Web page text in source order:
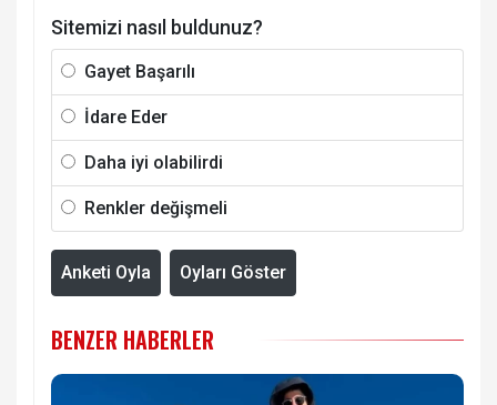
Sitemizi nasıl buldunuz?
Gayet Başarılı
İdare Eder
Daha iyi olabilirdi
Renkler değişmeli
Anketi Oyla Oyları Göster
BENZER HABERLER